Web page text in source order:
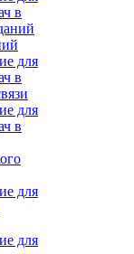
в
для
в
для
в
для
для